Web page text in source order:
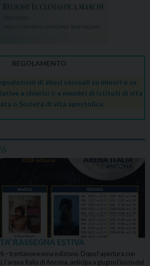
REGOLAMENTO
di abusi sessuali su minori o su
a chierici o a membri di Istituti di vita
o Società di vita apostolica.
RASSEGNA ESTIVA
– trentanovesima edizione. Dopo l’apertura con
l’arena Italia di Ancona, anticipa a giugno l’inizio del